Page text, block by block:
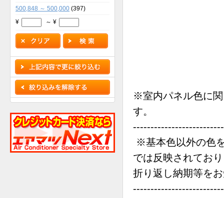
※室内パネル色に
す。
※基本色以外の色
では反映されてお
折り返し納期等を
500,848 ～ 500,000 (397)
¥
～ ¥